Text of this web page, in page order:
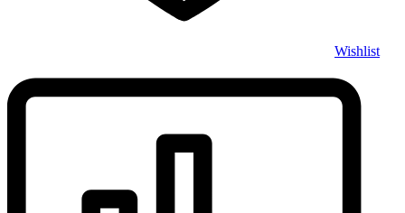
Wishlist